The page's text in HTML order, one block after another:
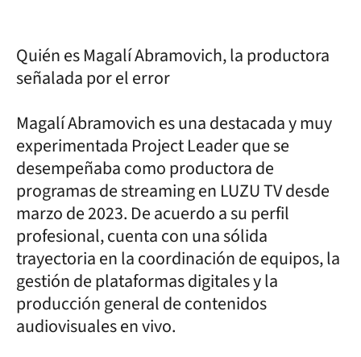
Quién es Magalí Abramovich, la productora
señalada por el error
Magalí Abramovich es una destacada y muy
experimentada Project Leader que se
desempeñaba como productora de
programas de streaming en LUZU TV desde
marzo de 2023. De acuerdo a su perfil
profesional, cuenta con una sólida
trayectoria en la coordinación de equipos, la
gestión de plataformas digitales y la
producción general de contenidos
audiovisuales en vivo.